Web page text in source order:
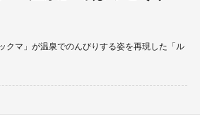
クマ」が温泉でのんびりする姿を再現した「ル